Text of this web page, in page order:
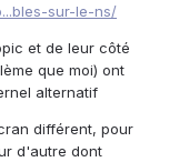
sur-le-ns/
et de leur côté
que moi) ont
alternatif
différent, pour
d'autre dont